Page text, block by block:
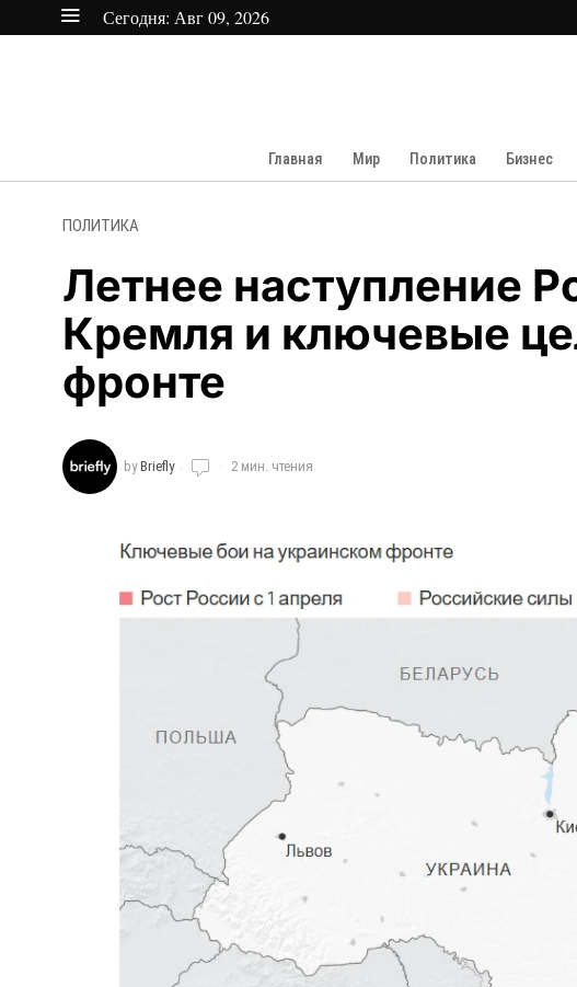
Сегодня: Авг 09, 2026
Главная
Мир Политика Бизнес
ПОЛИТИКА
Летнее наступление
Кремля и ключевые
фронте
byBriefly 2 мин. чтения